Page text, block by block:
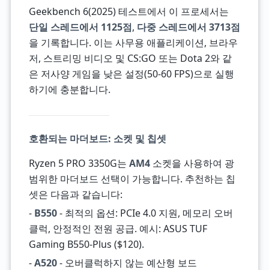
Geekbench 6(2025) 테스트에서 이 프로세서는
단일 스레드에서 1125점, 다중 스레드에서 3713점
을 기록합니다. 이는 사무용 애플리케이션, 브라우
저, 스트리밍 비디오 및 CS:GO 또는 Dota 2와 같
은 저사양 게임을 낮은 설정(50-60 FPS)으로 실행
하기에 충분합니다.
호환되는 마더보드: 소켓 및 칩셋
Ryzen 5 PRO 3350G는 AM4소켓을 사용하여 광
범위한 마더보드 선택이 가능합니다. 추천하는 칩
셋은 다음과 같습니다:
- B550- 최적의 옵션: PCIe 4.0 지원, 메모리 오버
클럭, 안정적인 전원 공급. 예시: ASUS TUF
Gaming B550-Plus ($120).
-A520- 오버클럭하지 않는 예산형 보드